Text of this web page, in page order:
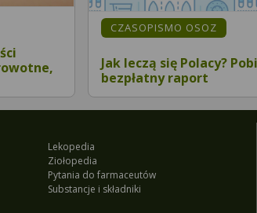
CZASOPISMO OSOZ
Jak leczą się Polacy?
bezpłatny raport
Lekopedia
Ziołopedia
Pytania do farmaceutów
Substancje i składniki